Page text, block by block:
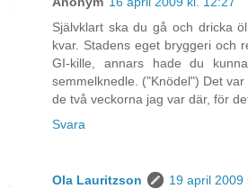
Självklart ska du gå och dricka
kvar. Stadens eget bryggeri och
GI-kille, annars hade du
semmelknedle. ("Knödel") Det
de två veckorna jag var där, för
Svara
Ola Lauritzson
19 april 2009